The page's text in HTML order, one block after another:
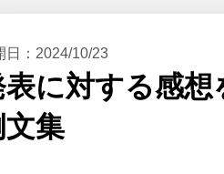
日： 2024/10/23
表に対する感
文集